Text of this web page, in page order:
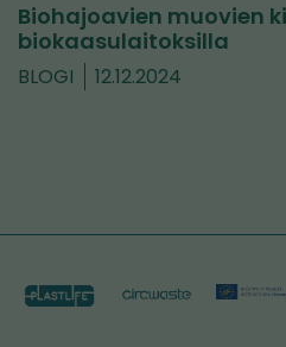
Biohajoavien muovien
biokaasulaitoksilla
BLOGI 12.12.2024